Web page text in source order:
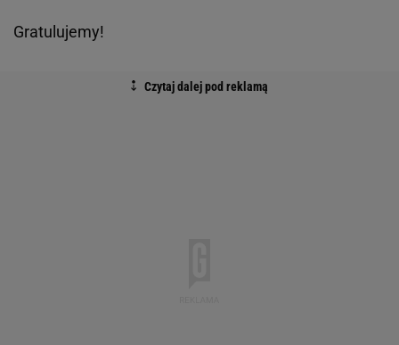
Gratulujemy!